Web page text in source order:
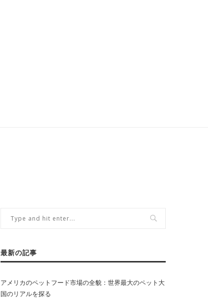
最新の記事
アメリカのペットフード市場の全貌：世界最大のペット大
国のリアルを探る